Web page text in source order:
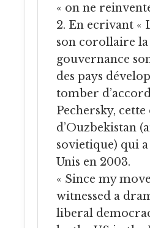
« on ne
2. En ecrivant «
son corollaire la
gouvernance
des pays
tomber
Pechersky,
d’Ouzbekistan
sovietique) qui
Unis en 2003.
« Since my
witnessed a
liberal